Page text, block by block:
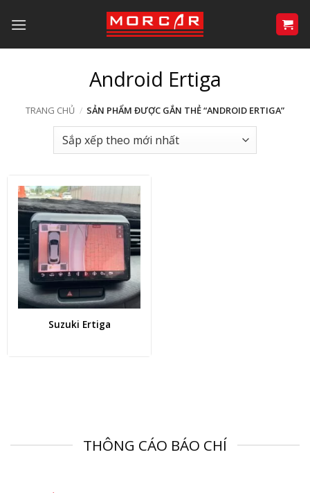
qua
nội
Android Ertiga
TRANG CHỦ / SẢN PHẨM ĐƯỢC GẮN THẺ “ANDROID ERTIGA”
Suzuki Ertiga
THÔNG CÁO BÁO CHÍ